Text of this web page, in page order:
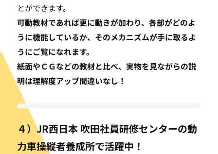
とができます。
可動教材であれば更に動きが加わり、各部がどのよ
うに機能しているか、そのメカニズムが手に取るよ
うにご覧になれます。
紙面やＣＧなどの教材と比べ、実物を見ながらの説
明は理解度アップ間違いなし！
４）JR西日本 吹田社員研修センターの動
力車操縦者養成所で活躍中！